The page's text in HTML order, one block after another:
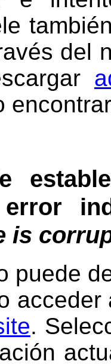
del
r
error
is
puede
.